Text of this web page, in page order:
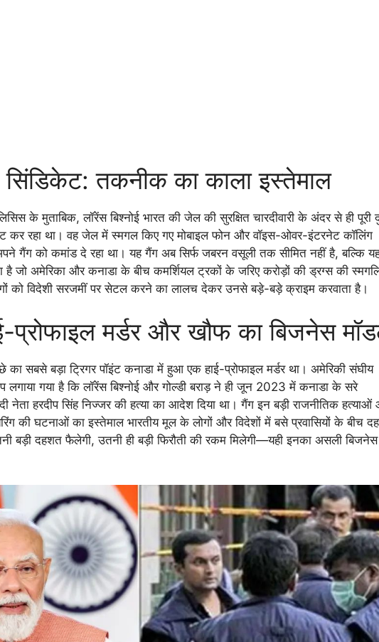
तकनीक का काला इस्तेमाल
के मुताबिक, लॉरेंस बिश्नोई भारत की जेल की सुरक्षित चारदीवारी के अंदर से ही पूरी
कर रहा था। वह जेल में स्मगल किए गए मोबाइल फोन और वॉइस-ओवर-इंटरनेट कॉलिंग
गैंग को कमांड दे रहा था। यह गैंग अब सिर्फ जबरन वसूली तक सीमित नहीं है, बल्कि
है जो अमेरिका और कनाडा के बीच कमर्शियल ट्रकों के जरिए करोड़ों की ड्रग्स की
को विदेशी सरजमीं पर सेटल करने का लालच देकर उनसे बड़े-बड़े क्राइम करवाता है।
प्रोफाइल मर्डर और खौफ का बिजनेस
का सबसे बड़ा ट्रिगर पॉइंट कनाडा में हुआ एक हाई-प्रोफाइल मर्डर था। अमेरिकी संघीय
लगाया गया है कि लॉरेंस बिश्नोई और गोल्डी बराड़ ने ही जून 2023 में कनाडा के सरे
नेता हरदीप सिंह निज्जर की हत्या का आदेश दिया था। गैंग इन बड़ी राजनीतिक हत्याओं
की घटनाओं का इस्तेमाल भारतीय मूल के लोगों और विदेशों में बसे प्रवासियों के बीच
बड़ी दहशत फैलेगी, उतनी ही बड़ी फिरौती की रकम मिलेगी—यही इनका असली बिजनेस